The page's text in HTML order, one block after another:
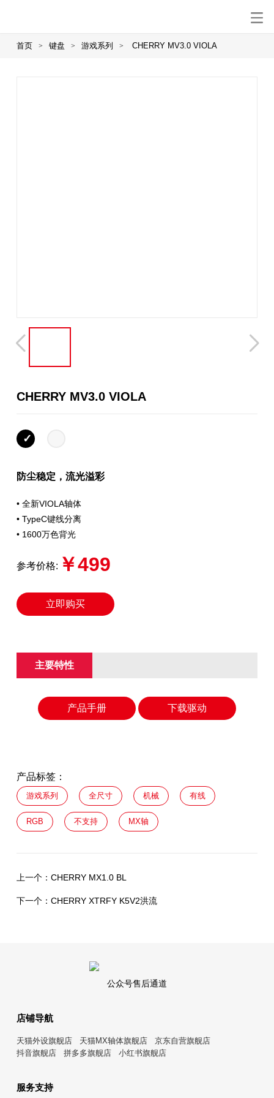
首页 > 键盘 > 游戏系列 > CHERRY MV3.0 VIOLA
CHERRY MV3.0 VIOLA
防尘稳定，流光溢彩
• 全新VIOLA轴体
• TypeC键线分离
• 1600万色背光
参考价格: ￥499
立即购买
主要特性
产品手册 下载驱动
产品标签：
游戏系列 全尺寸 机械 有线
RGB 不支持 MX轴
上一个： CHERRY MX1.0 BL
下一个： CHERRY XTRFY K5V2洪流
公众号售后通道
店铺导航
天猫外设旗舰店 天猫MX轴体旗舰店
京东自营旗舰店
抖音旗舰店
拼多多旗舰店 小红书旗舰店
服务支持